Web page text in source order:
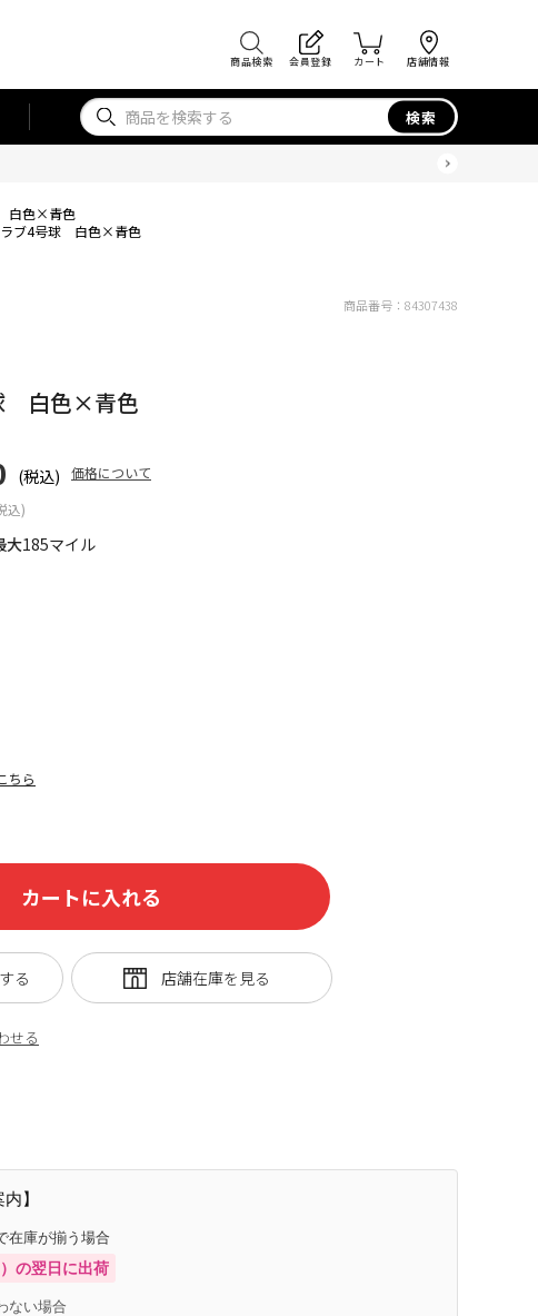
商品検索 会員登録 カート 店舗情報
検索
白色×青色
ブ4号球 白色×青色
大185マイル
白色×青色
込)
(税込) 価格について
ちら
カートに入れる
せる
る
商品番号： 84307438
】
在庫が揃う場合
の翌日に出荷
ない場合